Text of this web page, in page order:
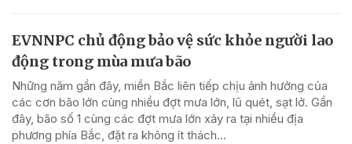
EVNNPC chủ động bảo vệ sức khỏe người lao
động trong mùa mưa bão
Những năm gần đây, miền Bắc liên tiếp chịu ảnh hưởng của
các cơn bão lớn cùng nhiều đợt mưa lớn, lũ quét, sạt lở. Gần
đây, bão số 1 cùng các đợt mưa lớn xảy ra tại nhiều địa
phương phía Bắc, đặt ra không ít thách...